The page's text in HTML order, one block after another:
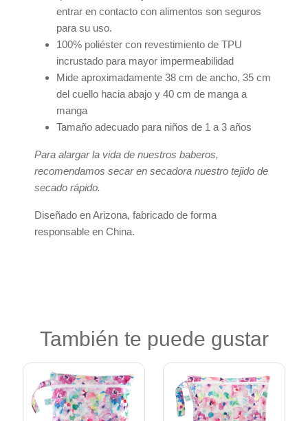
entrar en contacto con alimentos son seguros
para su uso.
100% poliéster con revestimiento de TPU
incrustado para mayor impermeabilidad
Mide aproximadamente 38 cm de ancho, 35 cm
del cuello hacia abajo y 40 cm de manga a
manga
Tamaño adecuado para niños de 1 a 3 años
Para alargar la vida de nuestros baberos,
recomendamos secar en secadora nuestro tejido de
secado rápido.
Diseñado en Arizona, fabricado de forma
responsable en China.
También te puede gustar